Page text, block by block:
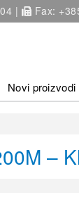
| Fax:
Novi proizvodi
–